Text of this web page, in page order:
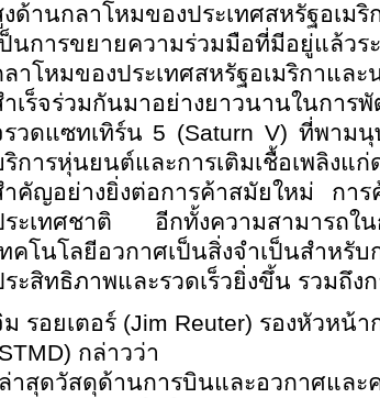
ด้านกลาโหมของประเทศสหรัฐอเ
นการขยายความร่วมมือที่มีอยู่แล้วร
าโหมของประเทศสหรัฐอเมริกาแ
เร็จร่วมกันมาอย่างยาวนานในการ
วดแซทเทิร์น 5 (Saturn V) ที่พาม
การหุ่นยนต์และการเติมเชื้อเพลิงแ
คัญอย่างยิ่งต่อการค้าสมัยใหม่ กา
ะเทศชาติ อีกทั้งความสามารถใน
คโนโลยีอวกาศเป็นสิ่งจำเป็นสำหรั
ะสิทธิภาพและรวดเร็วยิ่งขึ้น รวมถึง
รอยเตอร์ (Jim Reuter) รองหัวหน้
กล่าวว่า
าสุดวัสดุด้านการบินและอวกาศและ